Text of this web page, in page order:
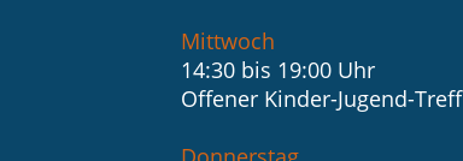
Mittwoch
14:30 bis 19:00 Uhr
Offener Kinder-Jugend-Treff